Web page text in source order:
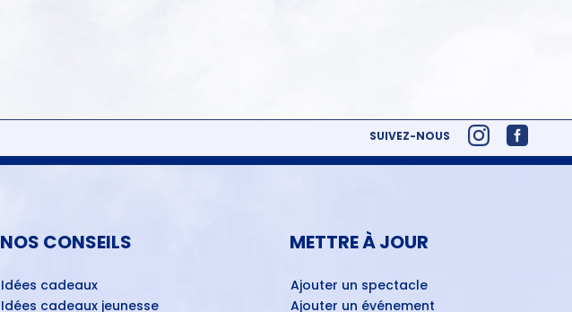
SUIVEZ-NOUS
NOS CONSEILS
Idées cadeaux
Idées cadeaux jeunesse
METTRE À JOUR
Ajouter un spectacle
Ajouter un événement